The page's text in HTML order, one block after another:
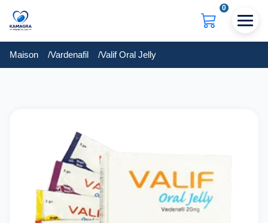
0
Maison Vardenafil Valif Oral Jelly